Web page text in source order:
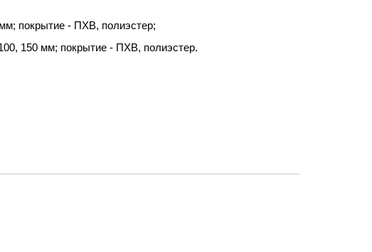
покрытие - ПХВ, полиэстер;
150 мм; покрытие - ПХВ, полиэстер.